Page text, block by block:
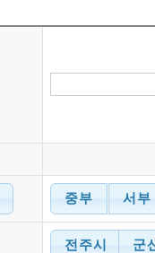
중부 서부
전주시 군